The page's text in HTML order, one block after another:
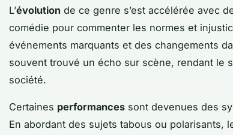
L’évolution de ce genre s’est accélérée avec
comédie pour commenter les normes et
événements marquants et des changements
souvent trouvé un écho sur scène, rendant le
société.
Certaines performances sont devenues des
En abordant des sujets tabous ou polarisants,